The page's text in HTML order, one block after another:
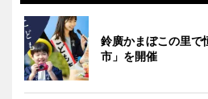
鈴廣かまぼこの里で
市」を開催